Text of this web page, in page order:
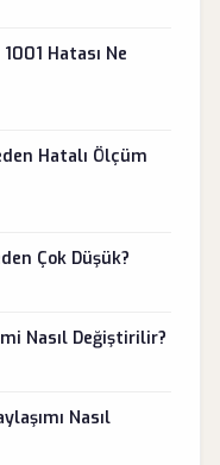
Hatası Ne
Hatalı Ölçüm
Çok Düşük?
Nasıl Değiştirilir?
Nasıl